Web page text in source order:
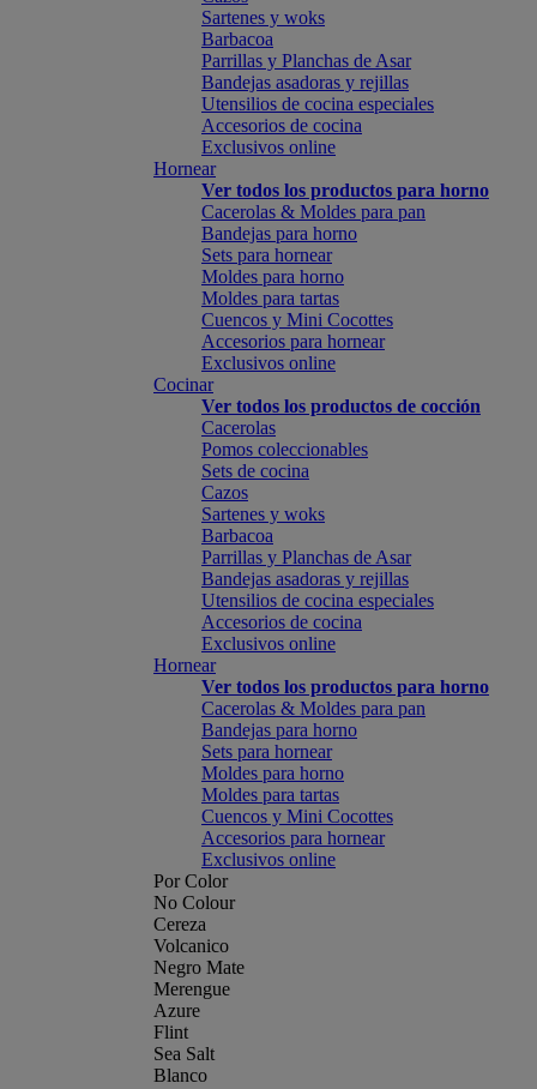
Sartenes y woks
Barbacoa
Parrillas y Planchas de Asar
Bandejas asadoras y rejillas
Utensilios de cocina especiales
Accesorios de cocina
Exclusivos online
Hornear
Ver todos los productos para horno
Cacerolas & Moldes para pan
Bandejas para horno
Sets para hornear
Moldes para horno
Moldes para tartas
Cuencos y Mini Cocottes
Accesorios para hornear
Exclusivos online
Cocinar
Ver todos los productos de cocción
Cacerolas
Pomos coleccionables
Sets de cocina
Cazos
Sartenes y woks
Barbacoa
Parrillas y Planchas de Asar
Bandejas asadoras y rejillas
Utensilios de cocina especiales
Accesorios de cocina
Exclusivos online
Hornear
Ver todos los productos para horno
Cacerolas & Moldes para pan
Bandejas para horno
Sets para hornear
Moldes para horno
Moldes para tartas
Cuencos y Mini Cocottes
Accesorios para hornear
Exclusivos online
Por Color
No Colour
Cereza
Volcanico
Negro Mate
Merengue
Azure
Flint
Sea Salt
Blanco